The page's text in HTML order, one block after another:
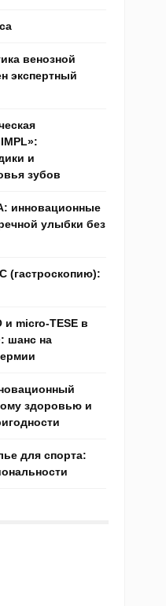
венозной
экспертный
и
зубов
инновационные
улыбки без
(гастроскопию):
micro-TESE в
шанс на
здоровью и
для спорта: